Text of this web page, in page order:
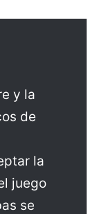
y la
de
la
juego
se